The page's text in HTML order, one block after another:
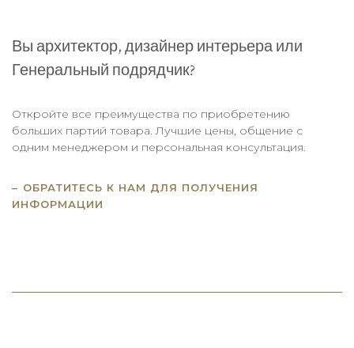
Вы архитектор, дизайнер интерьера или
Генеральный подрядчик?
Откройте все преимущества по приобретению
больших партий товара. Лучшие цены, общение с
одним менеджером и персональная консультация.
ОБРАТИТЕСЬ К НАМ ДЛЯ ПОЛУЧЕНИЯ
ИНФОРМАЦИИ